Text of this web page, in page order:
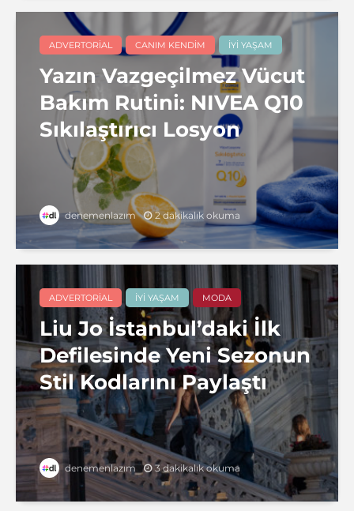
ADVERTORIAL CANIM KENDIM İYI YAŞAM
Yazın Vazgeçilmez Vücut
Bakım Rutini: NIVEA Q10
Sıkılaştırıcı Losyon
denemenlazım 2 dakikalık okuma
ADVERTORIAL İYI YAŞAM MODA
Liu Jo İstanbul’daki İlk
Defilesinde Yeni Sezonun
Stil Kodlarını Paylaştı
denemenlazım 3 dakikalık okuma